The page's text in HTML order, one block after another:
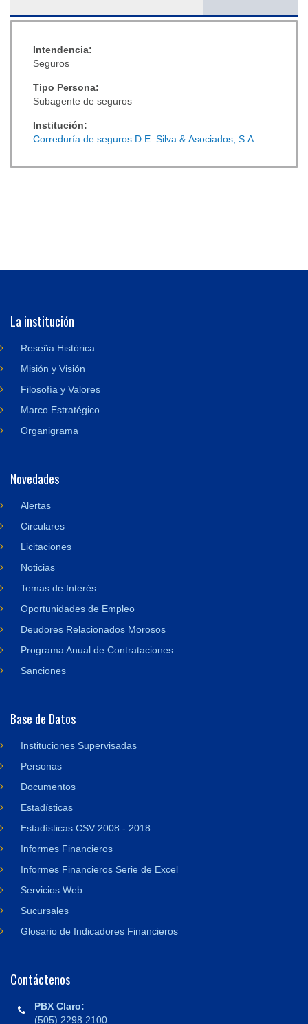
Intendencia:
Seguros
Tipo Persona:
Subagente de seguros
Institución:
Correduría de seguros D.E. Silva & Asociados, S.A.
La institución
Reseña Histórica
Misión y Visión
Filosofía y Valores
Marco Estratégico
Organigrama
Novedades
Alertas
Circulares
Licitaciones
Noticias
Temas de Interés
Oportunidades de Empleo
Deudores Relacionados Morosos
Programa Anual de Contrataciones
Sanciones
Base de Datos
Instituciones Supervisadas
Personas
Documentos
Estadísticas
Estadísticas CSV 2008 - 2018
Informes Financieros
Informes Financieros Serie de Excel
Servicios Web
Sucursales
Glosario de Indicadores Financieros
Contáctenos
PBX Claro:
(505) 2298 2100